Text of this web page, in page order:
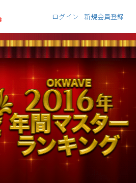
ログイン 新規会員登録